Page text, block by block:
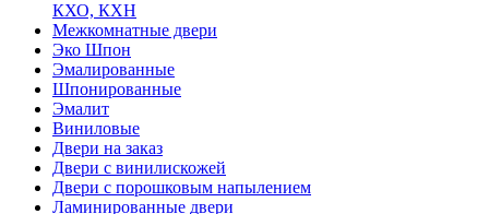
КХО, КХН
Межкомнатные двери
Эко Шпон
Эмалированные
Шпонированные
Эмалит
Виниловые
Двери на заказ
Двери с винилискожей
Двери с порошковым напылением
Ламинированные двери